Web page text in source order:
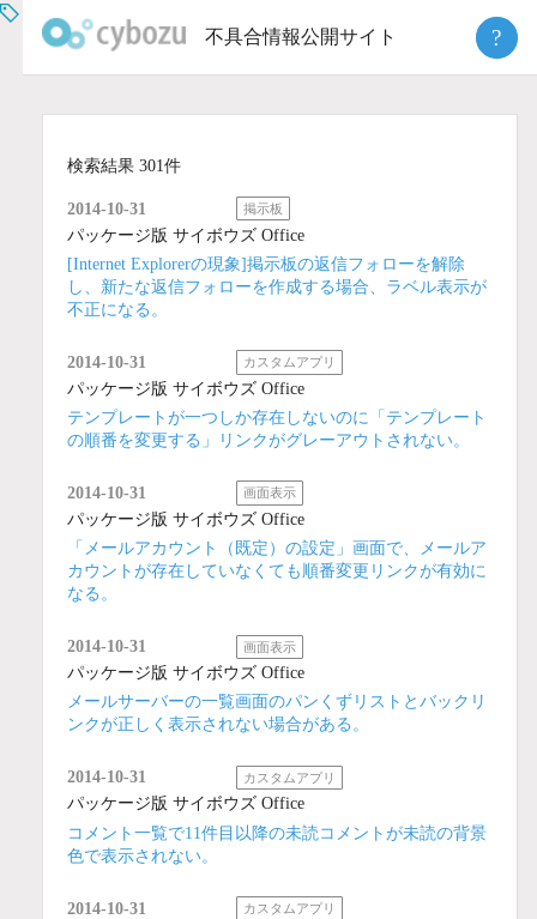
不具合情報公開サイト ?
検索結果 301件
2014-10-31 掲示板
パッケージ版 サイボウズ Office
[Internet Explorerの現象]掲示板の返信フォローを解除
し、新たな返信フォローを作成する場合、ラベル表示が
不正になる。
2014-10-31 カスタムアプリ
パッケージ版 サイボウズ Office
テンプレートが一つしか存在しないのに「テンプレート
の順番を変更する」リンクがグレーアウトされない。
2014-10-31 画面表示
パッケージ版 サイボウズ Office
「メールアカウント（既定）の設定」画面で、メールア
カウントが存在していなくても順番変更リンクが有効に
なる。
2014-10-31 画面表示
パッケージ版 サイボウズ Office
メールサーバーの一覧画面のパンくずリストとバックリ
ンクが正しく表示されない場合がある。
2014-10-31 カスタムアプリ
パッケージ版 サイボウズ Office
コメント一覧で11件目以降の未読コメントが未読の背景
色で表示されない。
2014-10-31 カスタムアプリ